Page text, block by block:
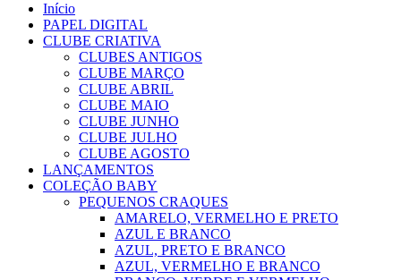
Início
PAPEL DIGITAL
CLUBE CRIATIVA
CLUBES ANTIGOS
CLUBE MARÇO
CLUBE ABRIL
CLUBE MAIO
CLUBE JUNHO
CLUBE JULHO
CLUBE AGOSTO
LANÇAMENTOS
COLEÇÃO BABY
PEQUENOS CRAQUES
AMARELO, VERMELHO E PRETO
AZUL E BRANCO
AZUL, PRETO E BRANCO
AZUL, VERMELHO E BRANCO